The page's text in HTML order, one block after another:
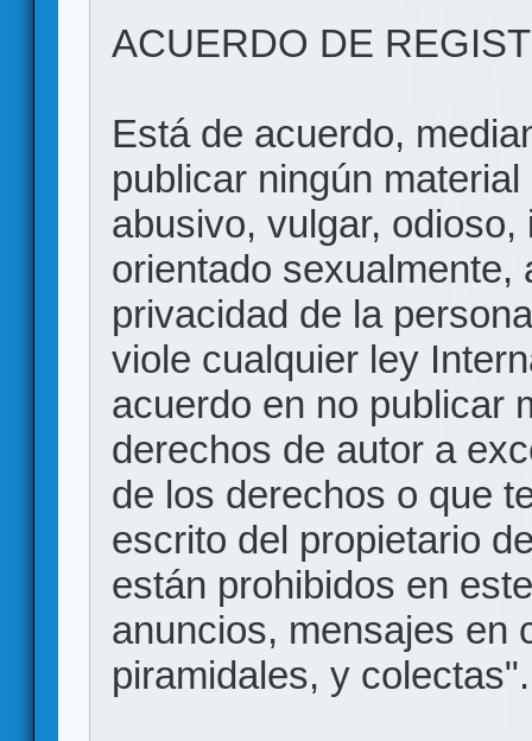
ACUERDO DE
Está de acuerdo,
publicar ningún
abusivo, vulgar,
orientado sexualmente,
privacidad de la
viole cualquier ley
acuerdo en no publicar
derechos de autor a
de los derechos o que
escrito del propietario
están prohibidos en
anuncios, mensajes en
piramidales, y colectas".